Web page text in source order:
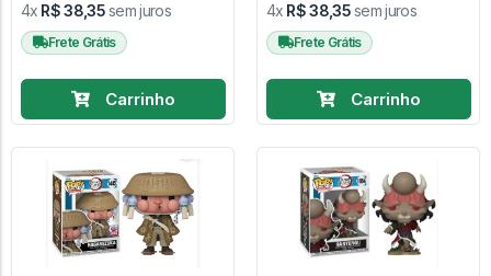
4x R$ 38,35sem juros
Frete Grátis
Carrinho
4x R$ 38,35sem juros
Frete Grátis
Carrinho